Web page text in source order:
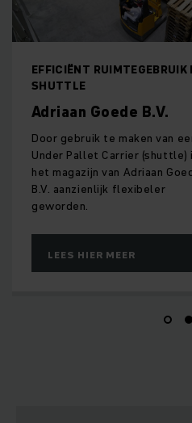
EFFICIËNT RUIMTEGEBRUIK
SHUTTLE
Adriaan Goede B.V.
Door gebruik te maken van
Under Pallet Carrier (shuttle)
het magazijn van Adriaan
B.V. aanzienlijk flexibeler
geworden.
LEES HIER MEER